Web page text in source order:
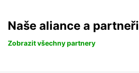
Naše aliance a partneři
Zobrazit všechny partnery